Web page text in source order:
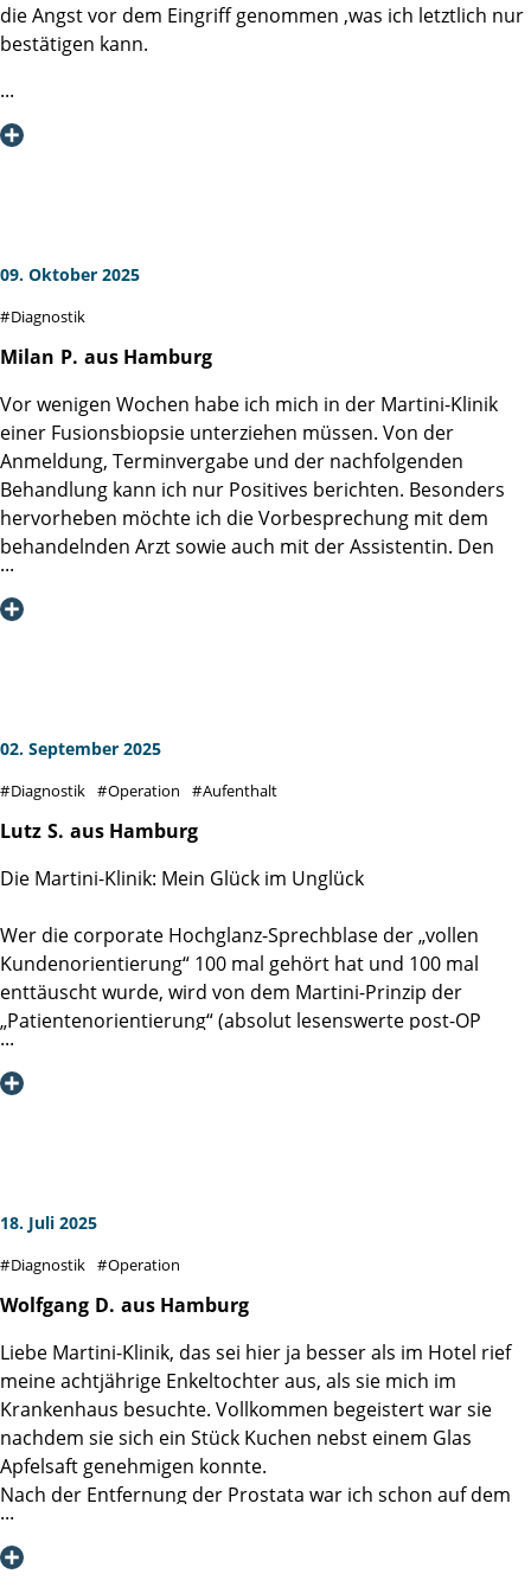
Ich kann die Martini-Klinik nur bestens empfehlen, denn da
wird man als Mensch wahrgenommen und nicht nur als
die Angst vor dem Eingriff genommen ,was ich letztlich nur
bestätigen kann.
An Alle die es noch vor sich haben - MAENNER, ES TUT
NICHT WEH !!!
bedanken !
09. Oktober 2025
Diagnostik
Milan P. aus Hamburg
Vor wenigen Wochen habe ich mich in der Martini-Klinik
einer Fusionsbiopsie unterziehen müssen. Von der
Anmeldung, Terminvergabe und der nachfolgenden
Behandlung kann ich nur Positives berichten. Besonders
hervorheben möchte ich die Vorbesprechung mit dem
behandelnden Arzt sowie auch mit der Assistentin. Den
Eingriff selbst führte der Arzt, Herr Jan Palec, sehr
professionell und äußerst einfühlsam aus, wofür ich mich
02. September 2025
Diagnostik Operation Aufenthalt
Lutz S. aus Hamburg
Die Martini-Klinik: Mein Glück im Unglück
Wer die corporate Hochglanz-Sprechblase der „vollen
Kundenorientierung“ 100 mal gehört hat und 100 mal
enttäuscht wurde, wird von dem Martini-Prinzip der
„Patientenorientierung“ (absolut lesenswerte post-OP
Lektüre: DAS MARTINI-PRINZIP, Spitzenmedizin durch
Spezialisierung, Ergebnistransparenz und
habe ich - entlang der gesamten Prozesskette von Check-In
bis Entlassung und als von jedem Mitarbeitenden mit jeder
Gedanken und die gute Implementierung derer, vor allem
aber erlebt man die durchgehend pro-aktive und
zugewandte Haltung aller Mitarbeitenden. Diese
Patientenorientierung habe ich als ein Puzzle mit vielen
kleinen Steinen und vor allem einer großen gemeinsamen
inneren Überzeugung wahrgenommen.
Neben der medizinischen Exzellenz, hat dies meine
18. Juli 2025
Diagnostik Operation
Wolfgang D. aus Hamburg
Liebe Martini-Klinik, das sei hier ja besser als im Hotel rief
meine achtjährige Enkeltochter aus, als sie mich im
Krankenhaus besuchte. Vollkommen begeistert war sie
nachdem sie sich ein Stück Kuchen nebst einem Glas
Apfelsaft genehmigen konnte.
Nach der Entfernung der Prostata war ich schon auf dem
Weg der Besserung, 5 Tage nach der OP konnte ich
entlassen werden.